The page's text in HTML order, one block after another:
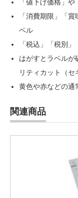
「値下げ価格」
「消費期限」「
ベル
「税込」「税別
はがすとラベルが
リティカット（セ
黄色や赤などの通
関連商品